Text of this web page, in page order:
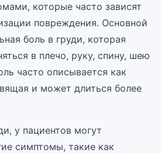
которые часто зависят
повреждения. Основной
боль в груди, которая
в плечо, руку, спину, шею
часто описывается как
и может длиться более
у пациентов могут
симптомы, такие как